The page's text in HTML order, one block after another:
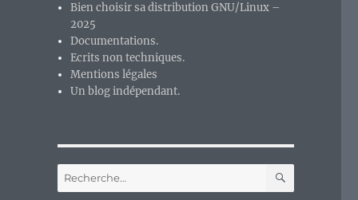
Bien choisir sa distribution GNU/Linux –
2025
Documentations.
Ecrits non techniques.
Mentions légales
Un blog indépendant.
Recherche
pour :